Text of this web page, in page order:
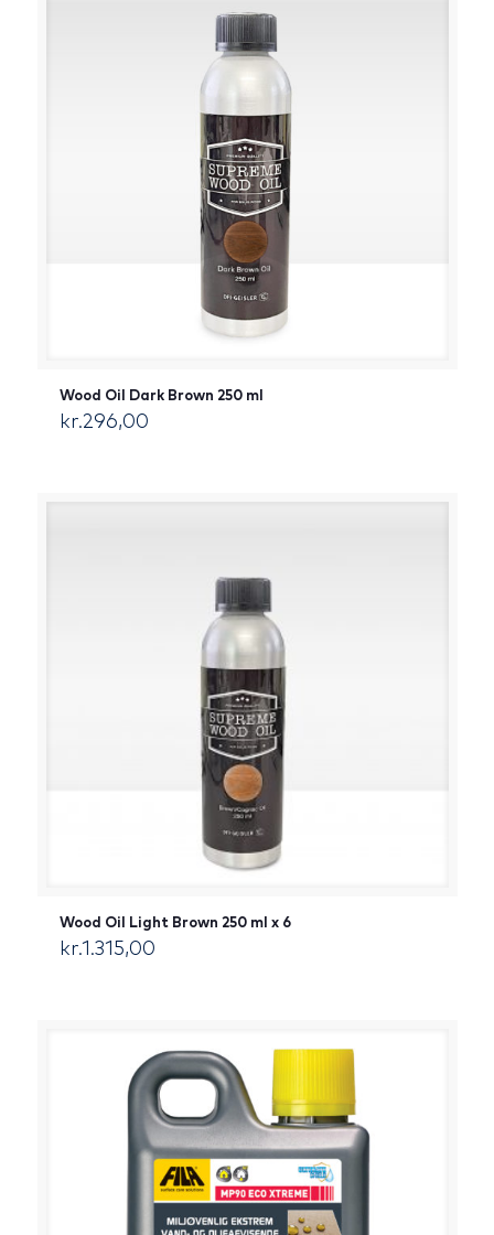
Wood Oil Dark Brown 250 ml
kr.296,00
Wood Oil Light Brown 250 ml x 6
kr.1.315,00